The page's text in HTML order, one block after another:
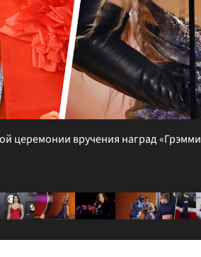
церемонии вручения наград «Грэмми